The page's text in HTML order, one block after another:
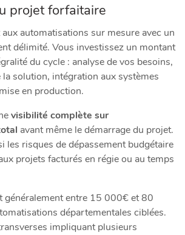
projet forfaitaire
automatisations sur mesure avec un
délimité. Vous investissez un montant
du cycle : analyse de vos besoins,
solution, intégration aux systèmes
en production.
visibilité complète sur
avant même le démarrage du projet.
les risques de dépassement budgétaire
projets facturés en régie ou au temps
généralement entre 15 000€ et 80
départementales ciblées.
impliquant plusieurs